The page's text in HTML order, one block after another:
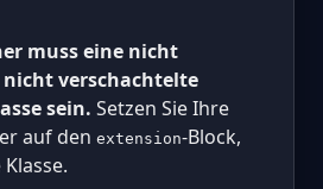
muss eine nicht
nicht verschachtelte
sein. Setzen Sie Ihre
auf den extension-Block,